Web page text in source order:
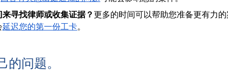
寻找律师或收集证据？更多的时间可以帮助您准备更有力
延迟您的第一份工卡。
的问题。